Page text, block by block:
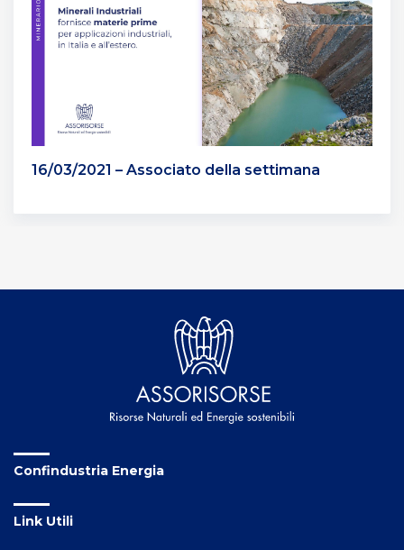
16/03/2021 – Associato della settimana
Confindustria Energia
Link Utili